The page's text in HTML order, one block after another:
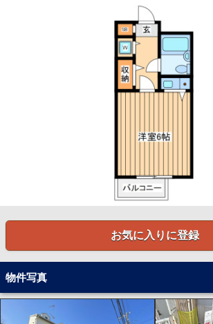
お気に入りに登録
物件写真